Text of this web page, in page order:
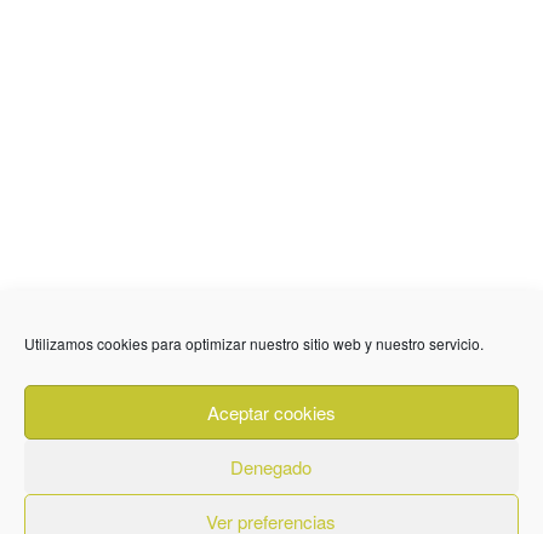
Utilizamos cookies para optimizar nuestro sitio web y nuestro servicio.
Aceptar cookies
Denegado
Ver preferencias
636 01 61 85
Fuente Palmera
info @ fuentepalmerainformacion.es
Privacidad Aviso legal
Cookies
Quiénes Somos
Contacto